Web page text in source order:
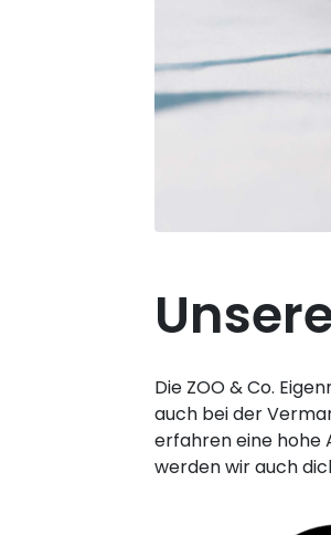
Die ZOO & Co.
auch bei der
erfahren eine hohe
werden wir auch